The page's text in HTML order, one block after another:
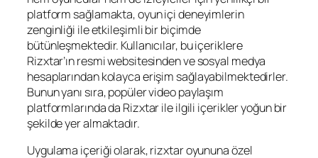
platform sağlamakta, oyun içi deneyimlerin
zenginliği ile etkileşimli bir biçimde
bütünleşmektedir. Kullanıcılar, bu içeriklere
Rizxtar’ın resmi websitesinden ve sosyal medya
hesaplarından kolayca erişim sağlayabilmektedirler.
Bunun yanı sıra, popüler video paylaşım
platformlarında da Rizxtar ile ilgili içerikler yoğun bir
şekilde yer almaktadır.
Uygulama içeriği olarak, rizxtar oyununa özel